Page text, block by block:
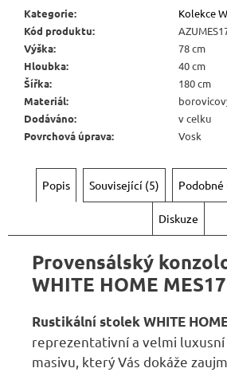
Kategorie:
Kolekce
Kód produktu:
Výška:
78 cm
Hloubka:
40 cm
Šířka:
180 cm
Materiál:
Dodáváno:
v celku
Povrchová úprava: Vosk
Popis Související (5) Podobné
Diskuze
Provensálský
WHITE HOME MES17
Rustikální stolek WHITE
reprezentativní a velmi
masivu, který Vás dokáže
Kč